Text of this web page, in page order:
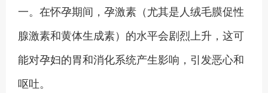
一。在怀孕期间，孕激素（尤其是人绒毛膜促性
腺激素和黄体生成素）的水平会剧烈上升，这可
能对孕妇的胃和消化系统产生影响，引发恶心和
呕吐。